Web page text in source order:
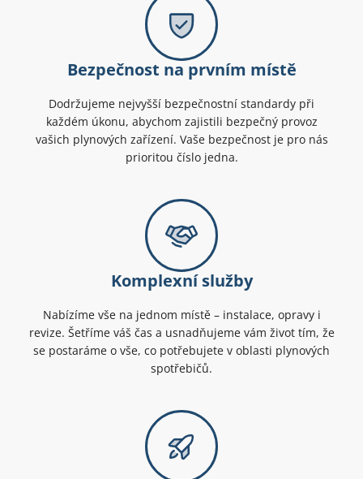
Bezpečnost na prvním místě
Dodržujeme nejvyšší bezpečnostní standardy při
každém úkonu, abychom zajistili bezpečný provoz
vašich plynových zařízení. Vaše bezpečnost je pro nás
prioritou číslo jedna.
Komplexní služby
Nabízíme vše na jednom místě – instalace, opravy i
revize. Šetříme váš čas a usnadňujeme vám život tím, že
se postaráme o vše, co potřebujete v oblasti plynových
spotřebičů.